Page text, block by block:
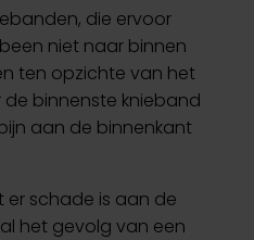
die ervoor
niet naar binnen
ten opzichte van het
binnenste knieband
aan de binnenkant
er schade is aan de
het gevolg van een